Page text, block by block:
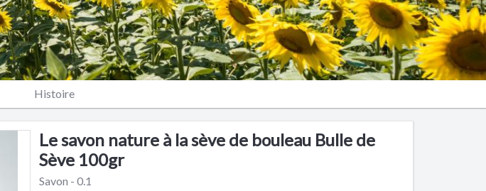
Histoire
Le savon nature à la sève de bouleau Bulle de
Sève 100gr
Savon - 0.1